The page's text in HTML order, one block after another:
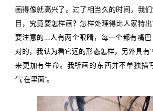
画得像就高兴了。过了相当久的时间，我
目，究竟要怎样画？怎样处理得比人家特
要注意的……人有两个眼睛，每一个都有嘴
对的，我认为看它远的形态怎样，另外具有
来更加有生命。我所画的东西并不单独描
气’在里面”。